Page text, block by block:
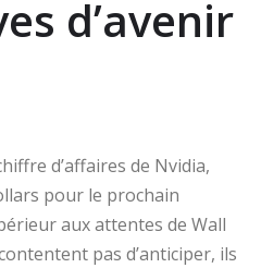
d’avenir
d’affaires de Nvidia,
pour le prochain
aux attentes de Wall
pas d’anticiper, ils